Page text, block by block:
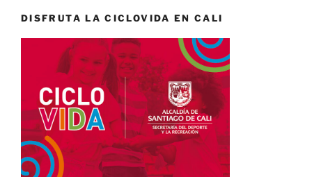
DISFRUTA LA CICLOVIDA EN CALI